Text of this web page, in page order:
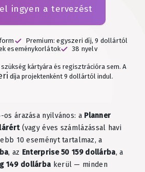
ingyen a tervezést
Premium: egyszeri díj, 9 dollártól
eseménykorlátok
38 nyelv
kártyára és regisztrációra sem. A
díja projektenként 9 dollártól indul.
os árazása nyilvános: a Planner
(vagy éves számlázással havi
10 eseményt tartalmaz, a
, az Enterprise 50 159 dollárba, a
149 dollárba kerül — minden